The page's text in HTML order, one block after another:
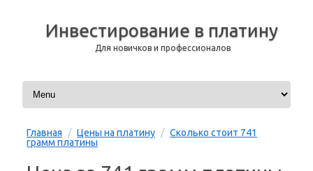
Инвестирование в платину
Для новичков и профессионалов
Перейти к содержимому
Главная / Цены на платину / Сколько стоит 741
грамм платины